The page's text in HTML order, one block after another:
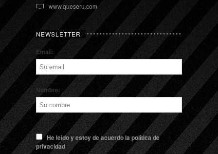
www.queseru.com
NEWSLETTER
Email:
Nombre:
He leído y estoy de acuerdo la política de
privacidad